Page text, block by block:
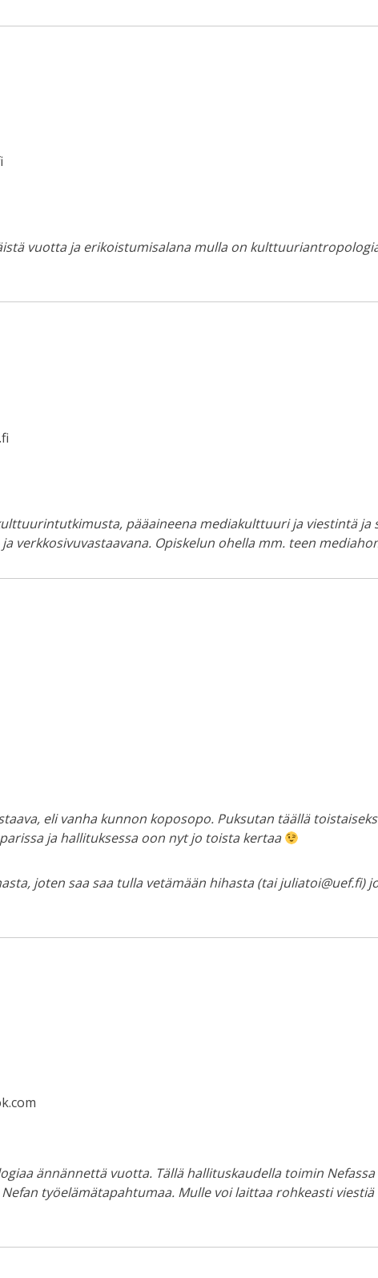
vuotta ja erikoistumisalana mulla on
pääaineena mediakulttuuri ja viestintä ja
verkkosivuvastaavana. Opiskelun ohella mm. teen
eli vanha kunnon koposopo. Puksutan täällä
ja hallituksessa oon nyt jo toista kertaa
joten saa saa tulla vetämään hihasta (tai juliatoi@uef.fi)
ännännettä vuotta. Tällä hallituskaudella toimin
työelämätapahtumaa. Mulle voi laittaa rohkeasti